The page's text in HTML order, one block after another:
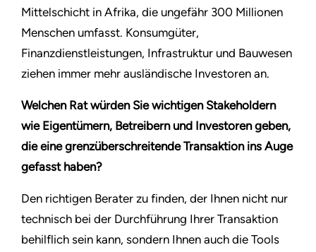
Mittelschicht in Afrika, die ungefähr 300 Millionen
Menschen umfasst. Konsumgüter,
Finanzdienstleistungen, Infrastruktur und Bauwesen
ziehen immer mehr ausländische Investoren an.
Welchen Rat würden Sie wichtigen Stakeholdern
wie Eigentümern, Betreibern und Investoren geben,
die eine grenzüberschreitende Transaktion ins Auge
gefasst haben?
Den richtigen Berater zu finden, der Ihnen nicht nur
technisch bei der Durchführung Ihrer Transaktion
behilflich sein kann, sondern Ihnen auch die Tools